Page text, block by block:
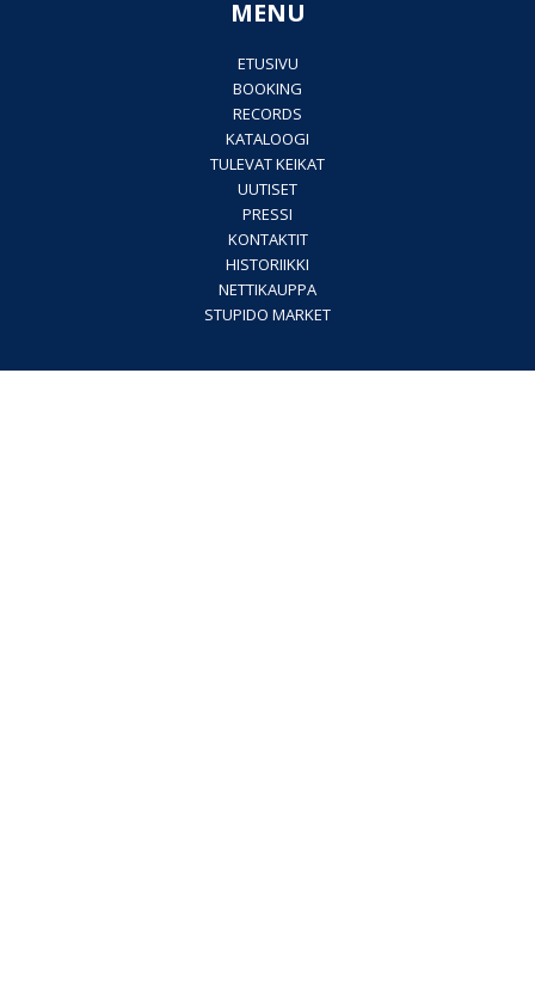
MENU
ETUSIVU
BOOKING
RECORDS
KATALOOGI
TULEVAT KEIKAT
UUTISET
PRESSI
KONTAKTIT
HISTORIIKKI
NETTIKAUPPA
STUPIDO MARKET